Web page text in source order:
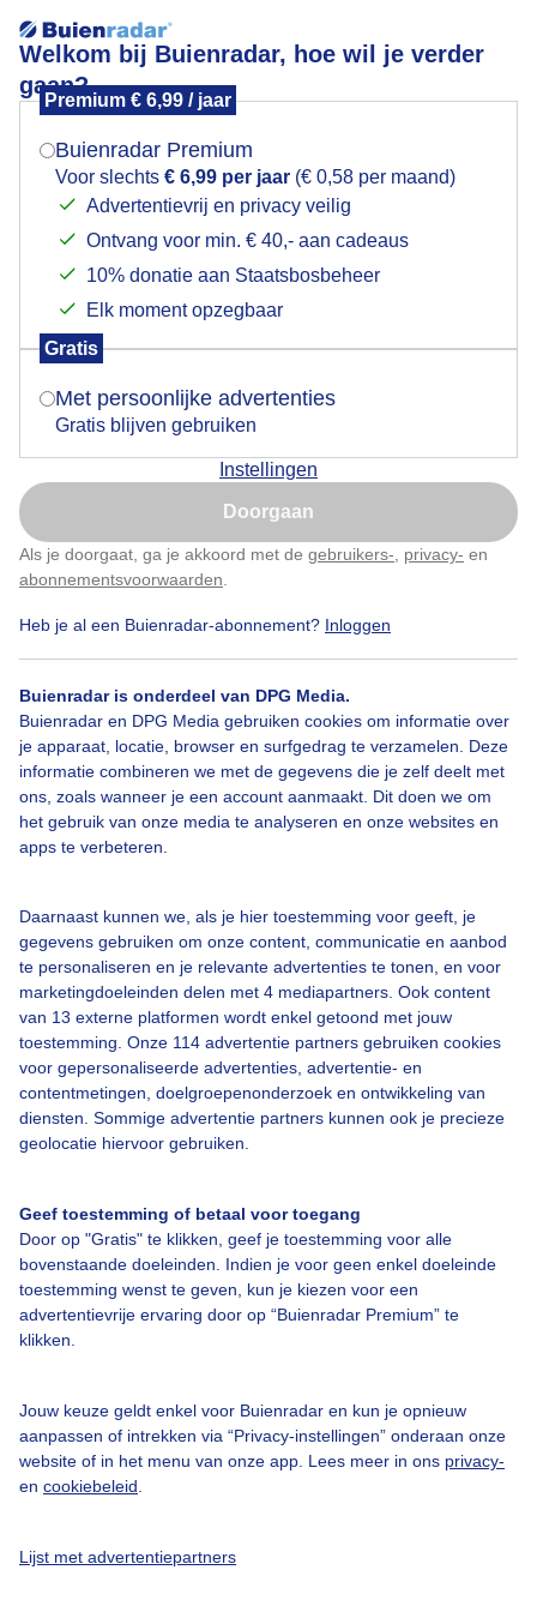
Welkom bij Buienradar, hoe wil je verder
gaan?
Premium € 6,99 / jaar
Buienradar Premium
Voor slechts € 6,99 per jaar (€ 0,58 per maand)
Advertentievrij en privacy veilig
Ontvang voor min. € 40,- aan cadeaus
10% donatie aan Staatsbosbeheer
Elk moment opzegbaar
Gratis
Met persoonlijke advertenties
Gratis blijven gebruiken
Instellingen
Doorgaan
Als je doorgaat, ga je akkoord met de gebruikers- privacy- en
abonnementsvoorwaarden
Heb je al een Buienradar-abonnement? Inloggen
Buienradar is onderdeel van DPG Media.
Buienradar en DPG Media gebruiken cookies om informatie over
je apparaat, locatie, browser en surfgedrag te verzamelen. Deze
informatie combineren we met de gegevens die je zelf deelt met
ons, zoals wanneer je een account aanmaakt. Dit doen we om
het gebruik van onze media te analyseren en onze websites en
apps te verbeteren.
Daarnaast kunnen we, als je hier toestemming voor geeft, je
gegevens gebruiken om onze content, communicatie en aanbod
te personaliseren en je relevante advertenties te tonen, en voor
marketingdoeleinden delen met 4 mediapartners. Ook content
van 13 externe platformen wordt enkel getoond met jouw
toestemming. Onze 114 advertentie partners gebruiken cookies
voor gepersonaliseerde advertenties, advertentie- en
contentmetingen, doelgroepenonderzoek en ontwikkeling van
diensten. Sommige advertentie partners kunnen ook je precieze
geolocatie hiervoor gebruiken.
Geef toestemming of betaal voor toegang
Door op "Gratis" te klikken, geef je toestemming voor alle
bovenstaande doeleinden. Indien je voor geen enkel doeleinde
toestemming wenst te geven, kun je kiezen voor een
advertentievrije ervaring door op “Buienradar Premium” te
klikken.
Jouw keuze geldt enkel voor Buienradar en kun je opnieuw
aanpassen of intrekken via “Privacy-instellingen” onderaan onze
website of in het menu van onze app. Lees meer in ons privacy-
en cookiebeleid
Lijst met advertentiepartners
Berenklauwen met bewolking
Door: Trudy Fortuijn - van Es Gemaakt: 11-06-2026, 81x bekeken
Regen Wolken Wind
Bekijk slideshow
Over Buienradar
Bedrijfsgegevens
Contact
Toegankelijkheid
Gebruikersvoorwaarden
Adverteren
Privacy beleid
Cookie beleid
Mogen we je locatie gebruiken voor het
Indien je hier nog geen akkoord op hebt gegeven,
verschijnt er zo een pop-up uit je browser waarin
Is goed, toon de popup
Nu niet, misschien later
Klik hierom dit aan te passen